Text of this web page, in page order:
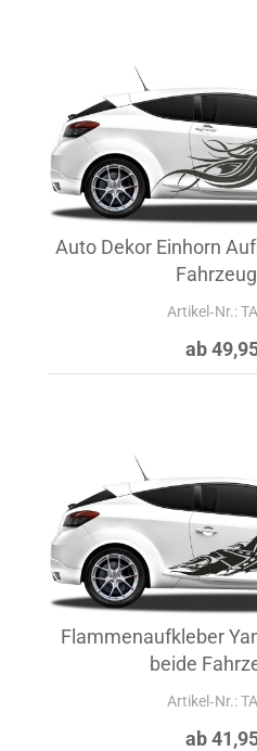
Auto Dekor Einhorn
Artikel‑Nr.:
ab
Flammenaufkleber
beide
Artikel‑Nr.:
ab